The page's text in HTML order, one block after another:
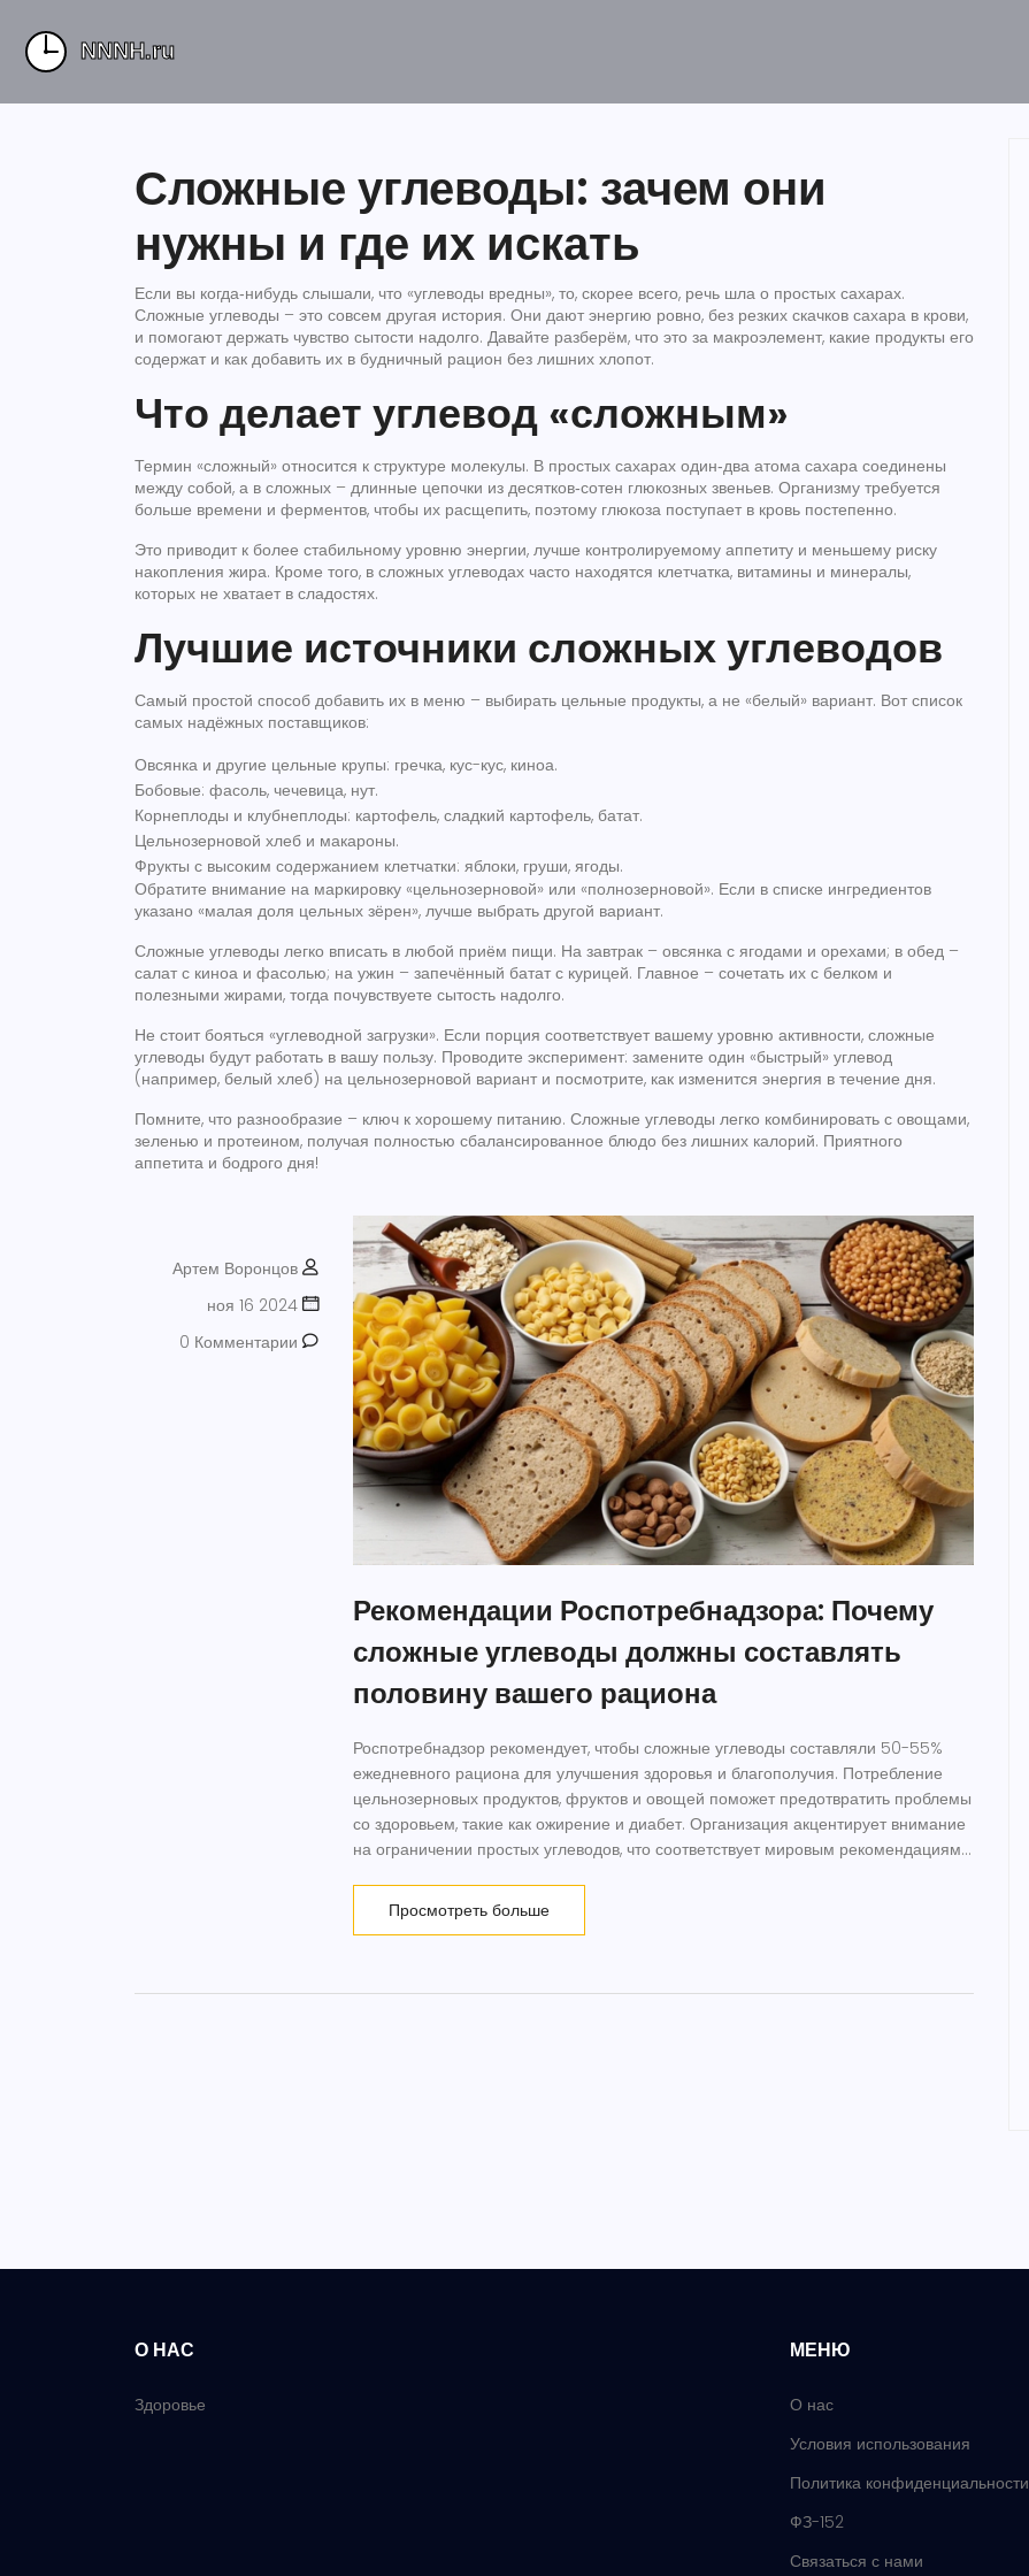
Сложные углеводы: зачем они
нужны и где их искать
Если вы когда‑нибудь слышали, что «углеводы вредны», то, скорее всего, речь шла о простых сахарах.
Сложные углеводы – это совсем другая история. Они дают энергию ровно, без резких скачков сахара в крови,
и помогают держать чувство сытости надолго. Давайте разберём, что это за макроэлемент, какие продукты его
содержат и как добавить их в будничный рацион без лишних хлопот.
Что делает углевод «сложным»
Термин «сложный» относится к структуре молекулы. В простых сахарах один‑два атома сахара соединены
между собой, а в сложных – длинные цепочки из десятков‑сотен глюкозных звеньев. Организму требуется
больше времени и ферментов, чтобы их расщепить, поэтому глюкоза поступает в кровь постепенно.
Это приводит к более стабильному уровню энергии, лучше контролируемому аппетиту и меньшему риску
накопления жира. Кроме того, в сложных углеводах часто находятся клетчатка, витамины и минералы,
которых не хватает в сладостях.
Лучшие источники сложных углеводов
Самый простой способ добавить их в меню – выбирать цельные продукты, а не «белый» вариант. Вот список
самых надёжных поставщиков:
Овсянка и другие цельные крупы: гречка, кус-кус, киноа.
Бобовые: фасоль, чечевица, нут.
Корнеплоды и клубнеплоды: картофель, сладкий картофель, батат.
Цельнозерновой хлеб и макароны.
Фрукты с высоким содержанием клетчатки: яблоки, груши, ягоды.
Обратите внимание на маркировку «цельнозерновой» или «полнозерновой». Если в списке ингредиентов
указано «малая доля цельных зёрен», лучше выбрать другой вариант.
Сложные углеводы легко вписать в любой приём пищи. На завтрак – овсянка с ягодами и орехами; в обед –
салат с киноа и фасолью; на ужин – запечённый батат с курицей. Главное – сочетать их с белком и
полезными жирами, тогда почувствуете сытость надолго.
Не стоит бояться «углеводной загрузки». Если порция соответствует вашему уровню активности, сложные
углеводы будут работать в вашу пользу. Проводите эксперимент: замените один «быстрый» углевод
(например, белый хлеб) на цельнозерновой вариант и посмотрите, как изменится энергия в течение дня.
Помните, что разнообразие – ключ к хорошему питанию. Сложные углеводы легко комбинировать с овощами,
зеленью и протеином, получая полностью сбалансированное блюдо без лишних калорий. Приятного
аппетита и бодрого дня!
Артем Воронцов
ноя 16 2024
0 Комментарии
Рекомендации Роспотребнадзора: Почему
сложные углеводы должны составлять
половину вашего рациона
Роспотребнадзор рекомендует, чтобы сложные углеводы составляли 50-55%
ежедневного рациона для улучшения здоровья и благополучия. Потребление
цельнозерновых продуктов, фруктов и овощей поможет предотвратить проблемы
со здоровьем, такие как ожирение и диабет. Организация акцентирует внимание
на ограничении простых углеводов, что соответствует мировым рекомендациям
Просмотреть больше
О НАС
Здоровье
МЕНЮ
О нас
Условия использования
Политика конфиденциальности
ФЗ-152
Связаться с нами